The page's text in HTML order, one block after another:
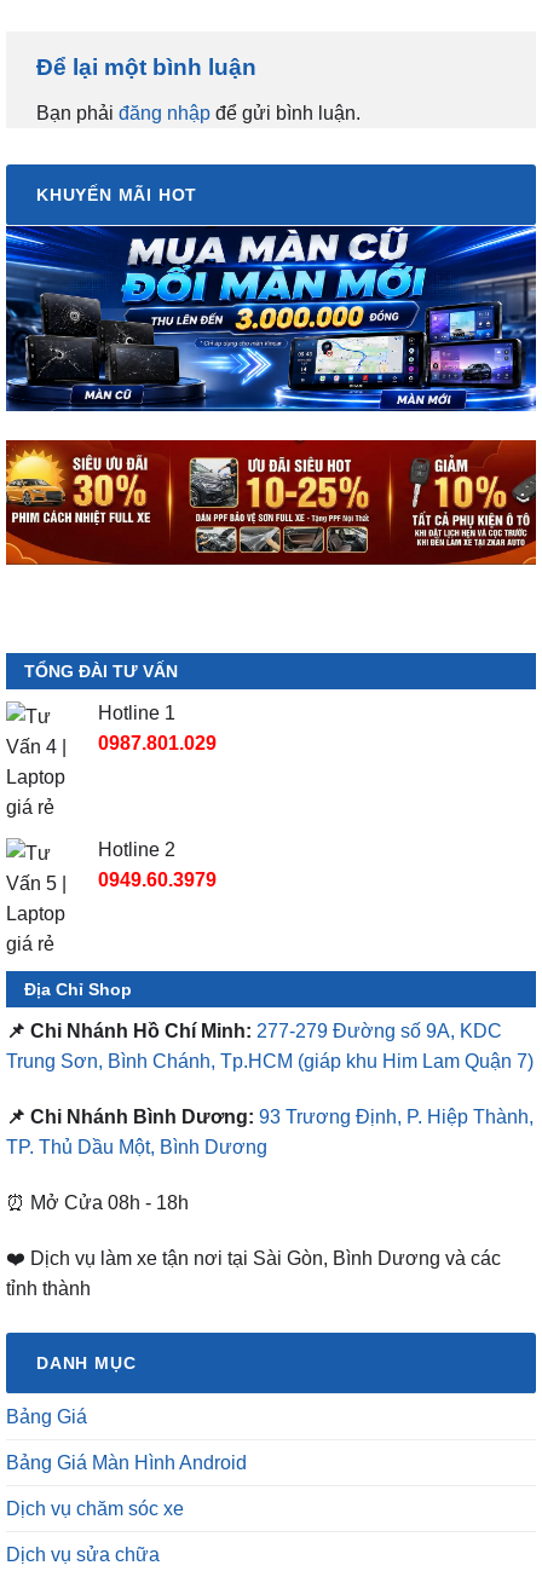
Để lại một bình luận
Bạn phải đăng nhập để gửi bình luận.
KHUYẾN MÃI HOT
TỔNG ĐÀI TƯ VẤN
Hotline 1
0987.801.029
Hotline 2
0949.60.3979
Địa Chỉ Shop
📌 Chi Nhánh Hồ Chí Minh: 277-279 Đường số 9A, KDC
Trung Sơn, Bình Chánh, Tp.HCM (giáp khu Him Lam Quận 7)
📌 Chi Nhánh Bình Dương: 93 Trương Định, P. Hiệp Thành,
TP. Thủ Dầu Một, Bình Dương
⏰ Mở Cửa 08h - 18h
❤️ Dịch vụ làm xe tận nơi tại Sài Gòn, Bình Dương và các
tỉnh thành
DANH MỤC
Bảng Giá
Bảng Giá Màn Hình Android
Dịch vụ chăm sóc xe
Dịch vụ sửa chữa